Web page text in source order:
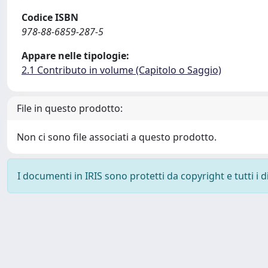
Codice ISBN
978-88-6859-287-5
Appare nelle tipologie:
2.1 Contributo in volume (Capitolo o Saggio)
File in questo prodotto:
Non ci sono file associati a questo prodotto.
I documenti in IRIS sono protetti da copyright e tutti i